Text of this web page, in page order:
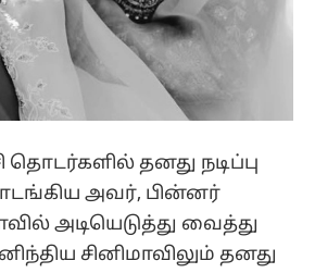
தனது நடிப்பு
அவர், பின்னர்
அடியெடுத்து வைத்து
சினிமாவிலும் தனது